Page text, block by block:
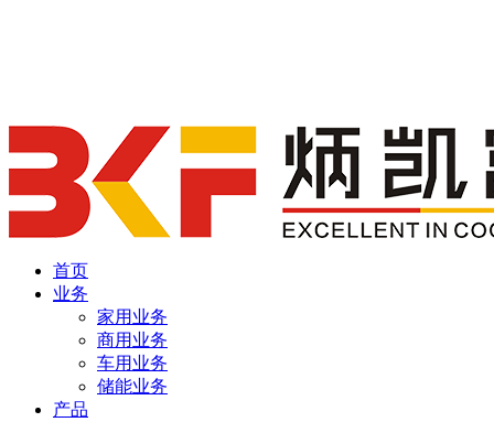
首页
业务
家用业务
商用业务
车用业务
储能业务
产品